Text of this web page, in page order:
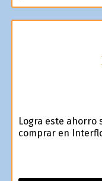
Logra este ahorro
comprar en